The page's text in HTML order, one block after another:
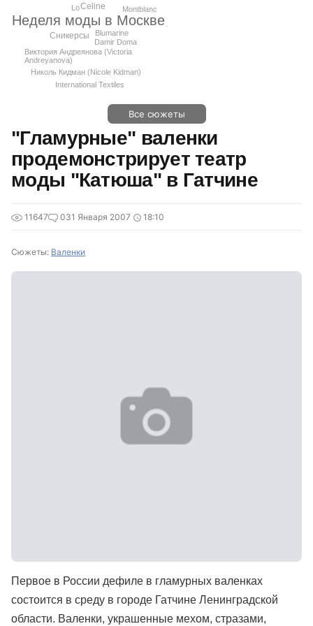
Неделя моды в Москве
Celine
Сникерсы
Виктория Андреянова (Victoria
Andreyanova)
Николь Кидман (Nicole Kidman)
International Textiles
Blumarine
Damir Doma
Lo
Montblanc
Все сюжеты
"Гламурные" валенки
продемонстрирует театр
моды "Катюша" в Гатчине
11647 031 Января 2007 18:10
Сюжеты: Валенки
Первое в России дефиле в гламурных валенках
состоится в среду в городе Гатчине Ленинградской
области. Валенки, украшенные мехом, стразами,